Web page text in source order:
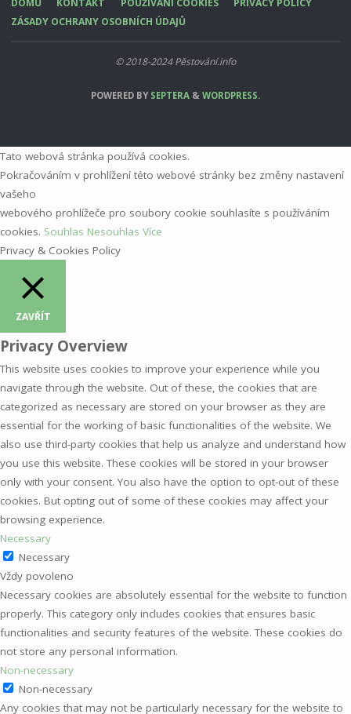
ZÁSADY OCHRANY OSOBNÍCH ÚDAJŮ
© 2018-2024 Pěstování.info
POWERED BYSEPTERA & WORDPRESS.
Tato webová stránka používá cookies.
Pokračováním v prohlížení této webové stránky bez změny nastavení
vašeho
webového prohlížeče pro soubory cookie souhlasíte s používáním
cookies. Souhlas Nesouhlas Více
Privacy & Cookies Policy
ZAVŘÍT
Privacy Overview
This website uses cookies to improve your experience while you
navigate through the website. Out of these, the cookies that are
categorized as necessary are stored on your browser as they are
essential for the working of basic functionalities of the website. We
also use third-party cookies that help us analyze and understand how
you use this website. These cookies will be stored in your browser
only with your consent. You also have the option to opt-out of these
cookies. But opting out of some of these cookies may affect your
browsing experience.
Necessary
Necessary
Vždy povoleno
Necessary cookies are absolutely essential for the website to function
properly. This category only includes cookies that ensures basic
functionalities and security features of the website. These cookies do
not store any personal information.
Non-necessary
Non-necessary
Any cookies that may not be particularly necessary for the website to